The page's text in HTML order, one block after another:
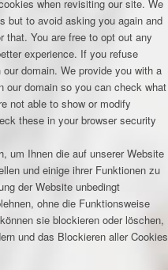
when revisiting our site. We
but to avoid asking you again and
that. You are free to opt out any
experience. If you refuse
domain. We provide you with a
our domain so you can check what
not able to show or modify
these in your browser security
um Ihnen die auf unserer Website
und einige ihrer Funktionen zu
der Website unbedingt
ohne die Funktionsweise
sie blockieren oder löschen,
und das Blockieren aller Cookies